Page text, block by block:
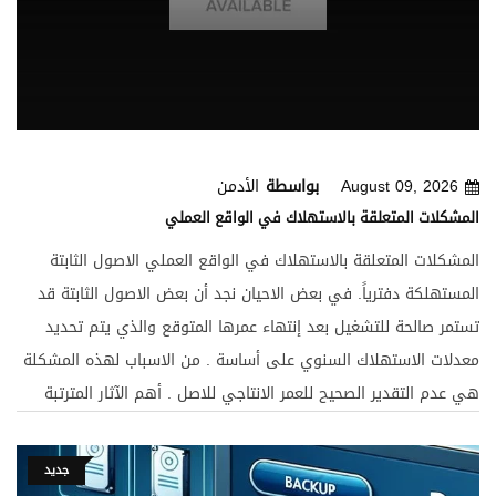
بواسطة الأدمن August 09, 2026
المشكلات المتعلقة بالاستهلاك في الواقع العملي
المشكلات المتعلقة بالاستهلاك في الواقع العملي الاصول الثابتة
المستهلكة دفترياً. في بعض الاحيان نجد أن بعض الاصول الثابتة قد
تستمر صالحة للتشغيل بعد إنتهاء عمرها المتوقع والذي يتم تحديد
معدلات الاستهلاك السنوي على أساسة . من الاسباب لهذه المشكلة
هي عدم التقدير الصحيح للعمر الانتاجي للاصل . أهم الآثار المترتبة
2- أن قيم الاصول الثابتة بقائمة المركز المالي ستظهر باقل منجديد